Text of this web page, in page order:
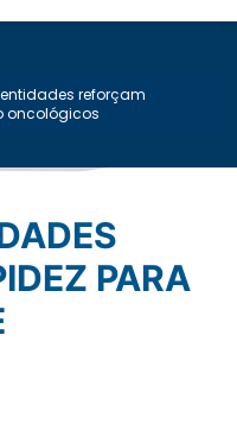
entidades reforçam
oncológicos
PARA